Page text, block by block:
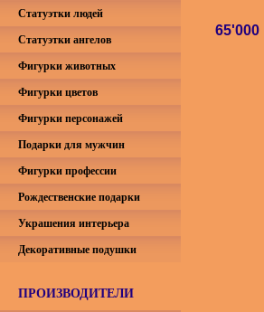
65'000
Статуэтки людей
Статуэтки ангелов
Фигурки животных
Фигурки цветов
Фигурки персонажей
Подарки для мужчин
Фигурки профессии
Рождественские подарки
Украшения интерьера
Декоративные подушки
ПРОИЗВОДИТЕЛИ